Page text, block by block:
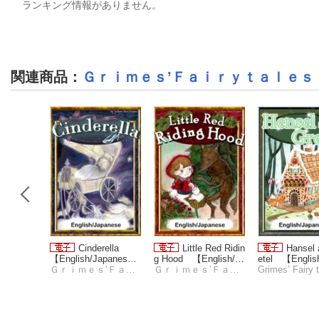
ランキング情報がありません。
関連商品 ： Ｇｒｉｍｅｓ’Ｆａｉｒｙｔａｌｅｓ
Cinderella
【English/Japanese v
ersions】
Little Red Ridin
g Hood 【English/Ja
panese versions】
Hansel
etel 【
nese versions
Grimes’ Fairy